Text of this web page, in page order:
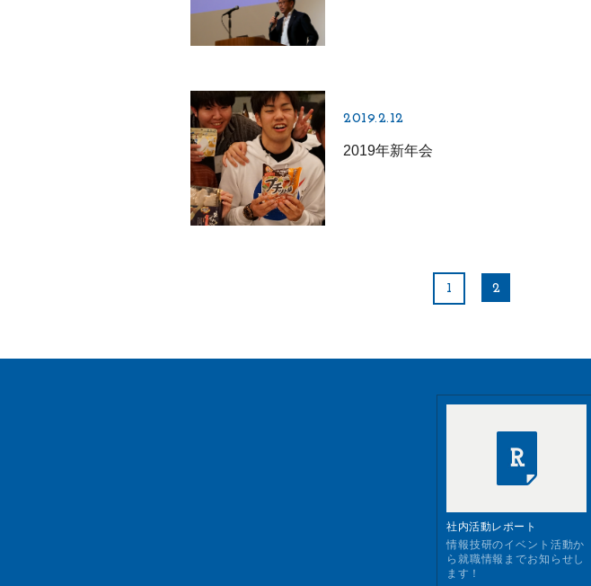
2019.2.12
2019年新年会
1 2
社内活動レポート
情報技研のイベント活動か
ら就職情報までお知らせし
ます！